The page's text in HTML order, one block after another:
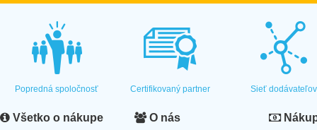
Popredná spoločnosť Certifikovaný partner Sieť dodávateľov
Všetko o nákupe O nás